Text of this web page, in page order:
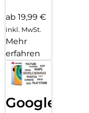
ab 19,99 €
inkl. MwSt.
Mehr
erfahren
Google